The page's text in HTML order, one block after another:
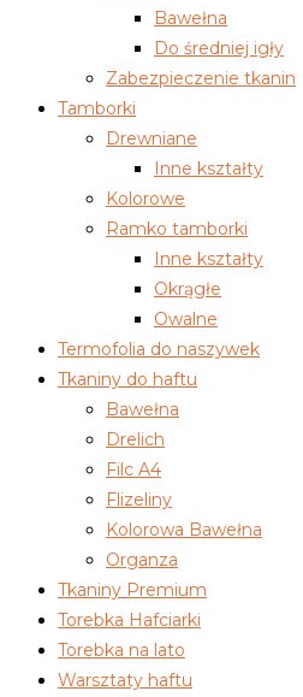
Bawełna
Do średniej igły
Zabezpieczenie tkanin
Tamborki
Drewniane
Inne kształty
Kolorowe
Ramko tamborki
Inne kształty
Okrągłe
Owalne
Termofolia do naszywek
Tkaniny do haftu
Bawełna
Drelich
Filc A4
Flizeliny
Kolorowa Bawełna
Organza
Tkaniny Premium
Torebka Hafciarki
Torebka na lato
Warsztaty haftu